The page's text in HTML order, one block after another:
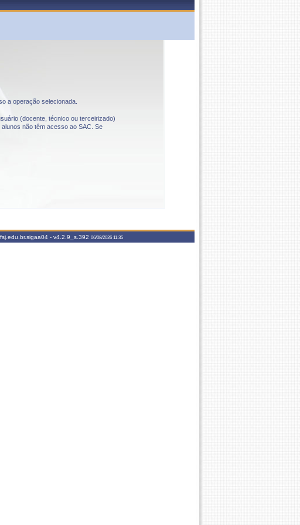
a operação selecionada.
(docente, técnico ou terceirizado)
não têm acesso ao SAC. Se
- v4.2.9_s.392 06/08/2026 11:35